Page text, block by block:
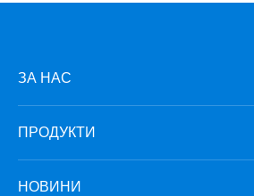
ЗА НАС
ПРОДУКТИ
НОВИНИ